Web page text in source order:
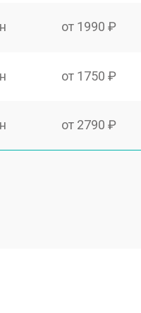
от 1990 ₽
от 1750 ₽
от 2790 ₽